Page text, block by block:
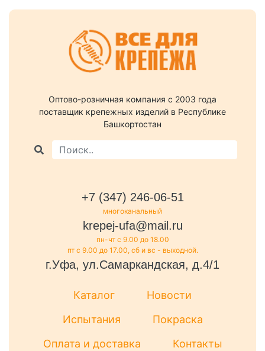
Оптово-розничная компания c 2003 года
поставщик крепежных изделий в Республике
Башкортостан
+7 (347) 246-06-51
многоканальный
krepej-ufa@mail.ru
пн-чт с 9.00 до 18.00
пт с 9.00 до 17.00, сб и вс - выходной.
г.Уфа, ул.Самаркандская, д.4/1
Каталог
Новости
Испытания
Покраска
Оплата и доставка
Контакты